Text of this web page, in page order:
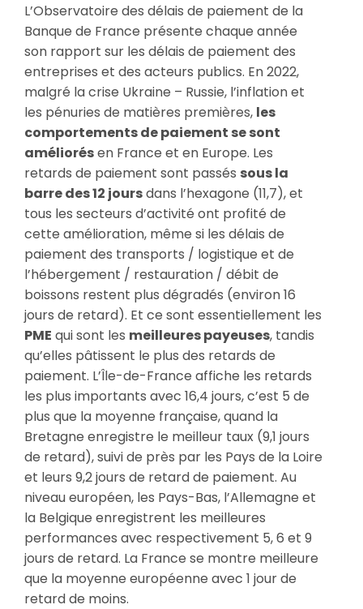
L’Observatoire des délais de paiement de la
Banque de France présente chaque année
son rapport sur les délais de paiement des
entreprises et des acteurs publics. En 2022,
malgré la crise Ukraine – Russie, l’inflation et
les pénuries de matières premières, les
comportements de paiement se sont
améliorésen France et en Europe. Les
retards de paiement sont passés sous la
barre des 12 joursdans l’hexagone (11,7), et
tous les secteurs d’activité ont profité de
cette amélioration, même si les délais de
paiement des transports / logistique et de
l’hébergement / restauration / débit de
boissons restent plus dégradés (environ 16
jours de retard). Et ce sont essentiellement les
PME qui sont les meilleures payeuses, tandis
qu’elles pâtissent le plus des retards de
paiement. L’Île-de-France affiche les retards
les plus importants avec 16,4 jours, c’est 5 de
plus que la moyenne française, quand la
Bretagne enregistre le meilleur taux (9,1 jours
de retard), suivi de près par les Pays de la Loire
et leurs 9,2 jours de retard de paiement. Au
niveau européen, les Pays-Bas, l’Allemagne et
la Belgique enregistrent les meilleures
performances avec respectivement 5, 6 et 9
jours de retard. La France se montre meilleure
que la moyenne européenne avec 1 jour de
retard de moins.